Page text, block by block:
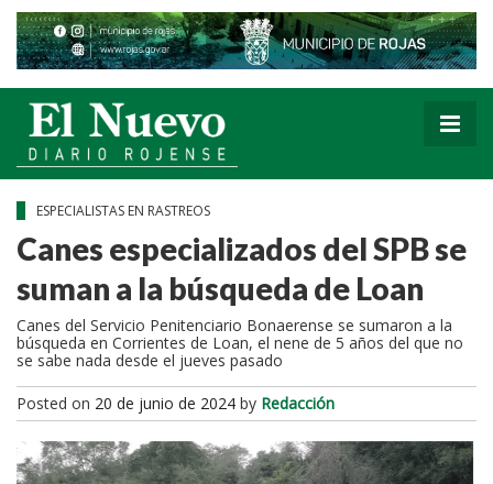
ESPECIALISTAS EN RASTREOS
Canes especializados del SPB se
suman a la búsqueda de Loan
Canes del Servicio Penitenciario Bonaerense se sumaron a la
búsqueda en Corrientes de Loan, el nene de 5 años del que no
se sabe nada desde el jueves pasado
Posted on 20 de junio de 2024 by Redacción